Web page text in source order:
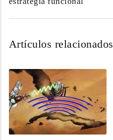
Artículos relacionados